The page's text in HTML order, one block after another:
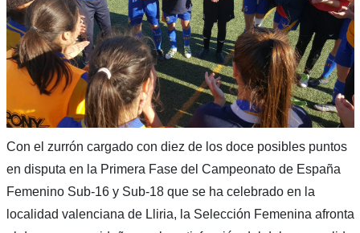
Con el zurrón cargado con diez de los doce posibles puntos
en disputa en la Primera Fase del Campeonato de España
Femenino Sub-16 y Sub-18 que se ha celebrado en la
localidad valenciana de Lliria, la Selección Femenina afronta